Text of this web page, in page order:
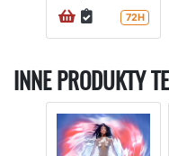
72H
INNE PRODUKTY